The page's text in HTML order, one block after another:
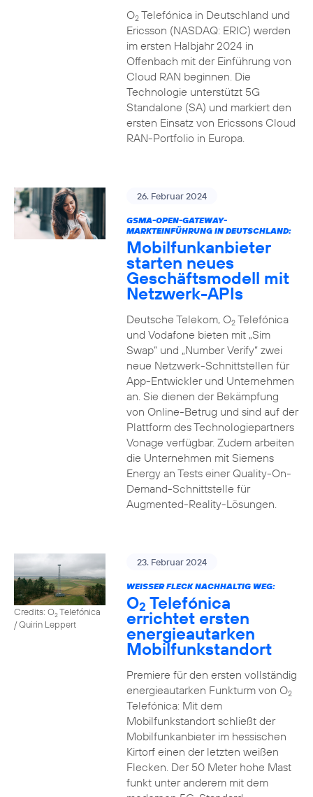
O2Telefónica in Deutschland und
Ericsson (NASDAQ: ERIC) werden
im ersten Halbjahr 2024 in
Offenbach mit der Einführung von
Cloud RAN beginnen. Die
Technologie unterstützt 5G
Standalone (SA) und markiert den
ersten Einsatz von Ericssons Cloud
RAN-Portfolio in Europa.
26. Februar 2024
GSMA-OPEN-GATEWAY-
MARKTEINFÜHRUNG IN DEUTSCHLAND:
Mobilfunkanbieter
starten neues
Geschäftsmodell mit
Netzwerk-APIs
Deutsche Telekom, O2Telefónica
und Vodafone bieten mit „Sim
Swap“ und „Number Verify“ zwei
neue Netzwerk-Schnittstellen für
App-Entwickler und Unternehmen
an. Sie dienen der Bekämpfung
von Online-Betrug und sind auf der
Plattform des Technologiepartners
Vonage verfügbar. Zudem arbeiten
die Unternehmen mit Siemens
Energy an Tests einer Quality-On-
Demand-Schnittstelle für
Augmented-Reality-Lösungen.
Credits: O2Telefónica
/ Quirin Leppert
23. Februar 2024
WEISSER FLECK NACHHALTIG WEG:
O2 Telefónica
errichtet ersten
energieautarken
Mobilfunkstandort
Premiere für den ersten vollständig
energieautarken Funkturm von O2
Telefónica: Mit dem
Mobilfunkstandort schließt der
Mobilfunkanbieter im hessischen
Kirtorf einen der letzten weißen
Flecken. Der 50 Meter hohe Mast
funkt unter anderem mit dem